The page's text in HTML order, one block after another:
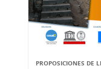
PROPOSICIONES DE